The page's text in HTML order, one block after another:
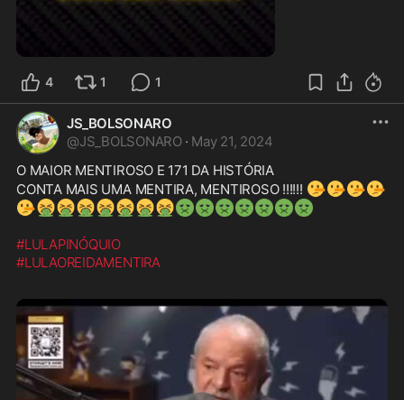
4 1 1
JS_BOLSONARO
@JS_BOLSONARO · May 21, 2024
O MAIOR MENTIROSO E 171 DA HISTÓRIA
CONTA MAIS UMA MENTIRA, MENTIROSO !!!!!! 🤥🤥🤥🤥
🤥🤮🤮🤮🤮🤮🤮🤮🤢🤢🤢🤢🤢🤢🤢
#LULAPINÓQUIO
#LULAOREIDAMENTIRA